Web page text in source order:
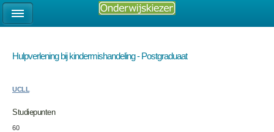
Hulpverlening bij kindermishandeling - Postgraduaat
UCLL
Studiepunten
60